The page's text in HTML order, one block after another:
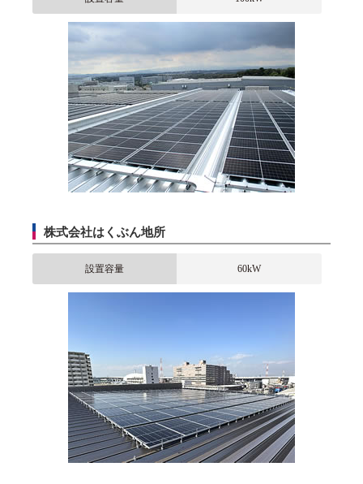
株式会社はくぶん地所
設置容量 60kW